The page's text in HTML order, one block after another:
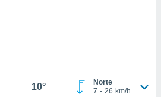
10°
Norte
7 - 26 km/h